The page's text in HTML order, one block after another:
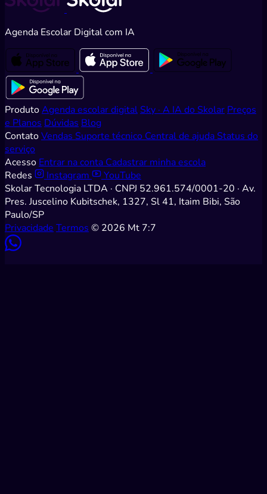
Agenda Escolar Digital com IA
ProdutoAgenda escolar digital Sky · A IA do Skolar Preços
e Planos Dúvidas Blog
ContatoVendas Suporte técnico Central de ajuda Status do
serviço
Acesso Entrar na conta Cadastrar minha escola
Redes
Instagram
YouTube
Skolar Tecnologia LTDA · CNPJ 52.961.574/0001-20 · Av.
Pres. Juscelino Kubitschek, 1327, Sl 41, Itaim Bibi, São
Paulo/SP
Privacidade Termos © 2026 Mt 7:7